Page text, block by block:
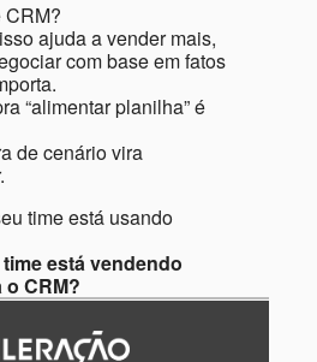
CRM?
ajuda a vender mais,
com base em fatos
“alimentar planilha” é
de cenário vira
time está usando
está vendendo
CRM?